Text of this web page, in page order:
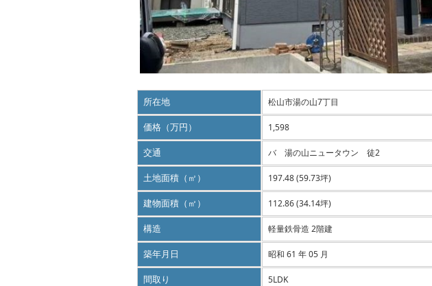
所在地 松山市湯の山7丁目
価格（万円） 1,598
交通 バ 湯の山ニュータウン 徒2
土地面積（㎡） 197.48 (59.73坪)
建物面積（㎡） 112.86 (34.14坪)
構造 軽量鉄骨造 2階建
築年月日 昭和 61 年 05 月
間取り 5LDK